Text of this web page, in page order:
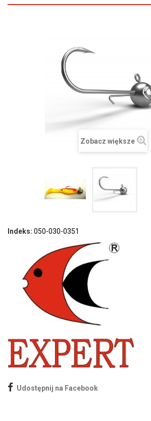
Zobacz większe
Indeks: 050-030-0351
Udostępnij na Facebook